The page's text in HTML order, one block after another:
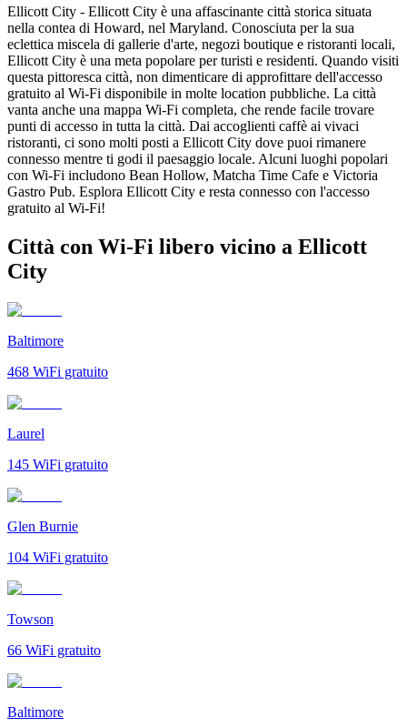
Ellicott City - Ellicott City è una affascinante città storica situata
nella contea di Howard, nel Maryland. Conosciuta per la sua
eclettica miscela di gallerie d'arte, negozi boutique e ristoranti locali,
Ellicott City è una meta popolare per turisti e residenti. Quando visiti
questa pittoresca città, non dimenticare di approfittare dell'accesso
gratuito al Wi-Fi disponibile in molte location pubbliche. La città
vanta anche una mappa Wi-Fi completa, che rende facile trovare
punti di accesso in tutta la città. Dai accoglienti caffè ai vivaci
ristoranti, ci sono molti posti a Ellicott City dove puoi rimanere
connesso mentre ti godi il paesaggio locale. Alcuni luoghi popolari
con Wi-Fi includono Bean Hollow, Matcha Time Cafe e Victoria
Gastro Pub. Esplora Ellicott City e resta connesso con l'accesso
gratuito al Wi-Fi!
Città con Wi-Fi libero vicino a Ellicott
City
Baltimore
468 WiFi gratuito
Laurel
145 WiFi gratuito
Glen Burnie
104 WiFi gratuito
Towson
66 WiFi gratuito
Baltimore